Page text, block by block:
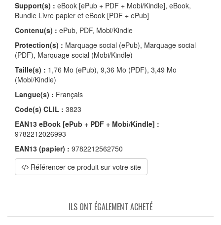
Support(s) : eBook [ePub + PDF + Mobi/Kindle], eBook,
Bundle Livre papier et eBook [PDF + ePub]
Contenu(s) : ePub, PDF, Mobi/Kindle
Protection(s) : Marquage social (ePub), Marquage social
(PDF), Marquage social (Mobi/Kindle)
Taille(s) : 1,76 Mo (ePub), 9,36 Mo (PDF), 3,49 Mo
(Mobi/Kindle)
Langue(s) : Français
Code(s) CLIL : 3823
EAN13 eBook [ePub + PDF + Mobi/Kindle] :
9782212026993
EAN13 (papier) : 9782212562750
Référencer ce produit sur votre site
ILS ONT ÉGALEMENT ACHETÉ